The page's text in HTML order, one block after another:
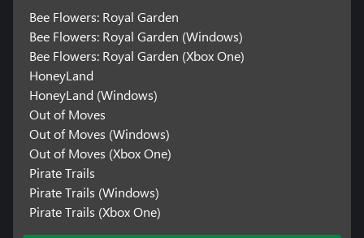
Bee Flowers: Royal Garden
Bee Flowers: Royal Garden (Windows)
Bee Flowers: Royal Garden (Xbox One)
HoneyLand
HoneyLand (Windows)
Out of Moves
Out of Moves (Windows)
Out of Moves (Xbox One)
Pirate Trails
Pirate Trails (Windows)
Pirate Trails (Xbox One)